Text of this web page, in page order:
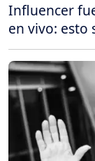
Influencer
en vivo: esto